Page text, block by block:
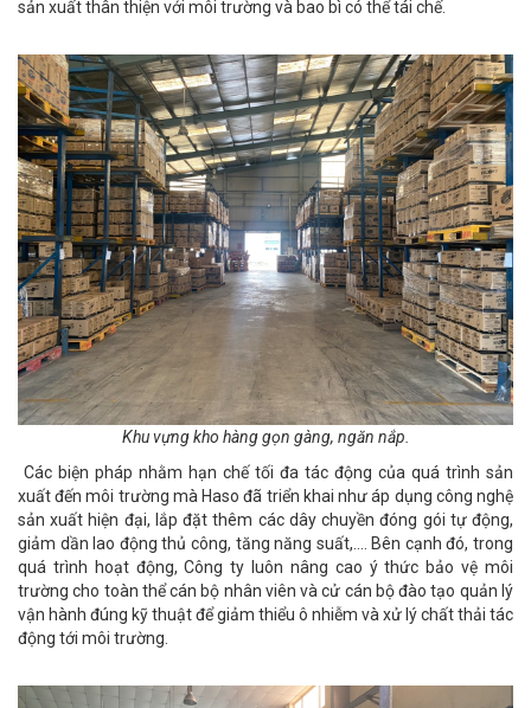
sản xuất thân thiện với môi trường và bao bì có thể tái chế.
Khu vựng kho hàng gọn gàng, ngăn nắp.
Các biện pháp nhằm hạn chế tối đa tác động của quá trình sản
xuất đến môi trường mà Haso đã triển khai như áp dụng công nghệ
sản xuất hiện đại, lắp đặt thêm các dây chuyền đóng gói tự động,
giảm dần lao động thủ công, tăng năng suất,…. Bên cạnh đó, trong
quá trình hoạt động, Công ty luôn nâng cao ý thức bảo vệ môi
trường cho toàn thể cán bộ nhân viên và cử cán bộ đào tạo quản lý
vận hành đúng kỹ thuật để giảm thiểu ô nhiễm và xử lý chất thải tác
động tới môi trường.